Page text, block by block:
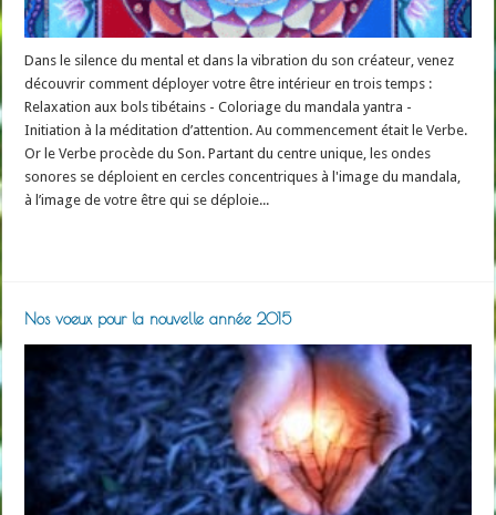
Dans le silence du mental et dans la vibration du son créateur, venez
découvrir comment déployer votre être intérieur en trois temps :
Relaxation aux bols tibétains - Coloriage du mandala yantra -
Initiation à la méditation d’attention. Au commencement était le Verbe.
Or le Verbe procède du Son. Partant du centre unique, les ondes
sonores se déploient en cercles concentriques à l'image du mandala,
à l’image de votre être qui se déploie...
Nos voeux pour la nouvelle année 2015